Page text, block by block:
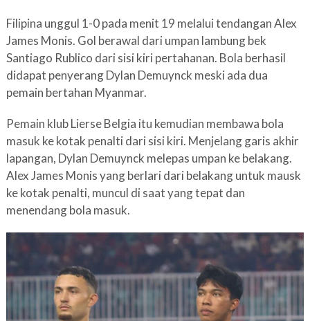
Filipina unggul 1-0 pada menit 19 melalui tendangan Alex
James Monis. Gol berawal dari umpan lambung bek
Santiago Rublico dari sisi kiri pertahanan. Bola berhasil
didapat penyerang Dylan Demuynck meski ada dua
pemain bertahan Myanmar.
Pemain klub Lierse Belgia itu kemudian membawa bola
masuk ke kotak penalti dari sisi kiri. Menjelang garis akhir
lapangan, Dylan Demuynck melepas umpan ke belakang.
Alex James Monis yang berlari dari belakang untuk mausk
ke kotak penalti, muncul di saat yang tepat dan
menendang bola masuk.